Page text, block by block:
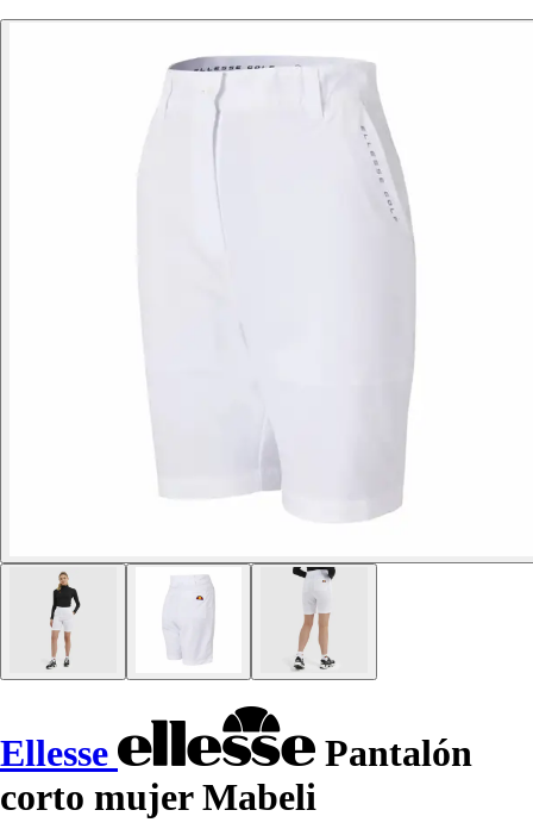
Ellesse
Pantalón
corto mujer Mabeli